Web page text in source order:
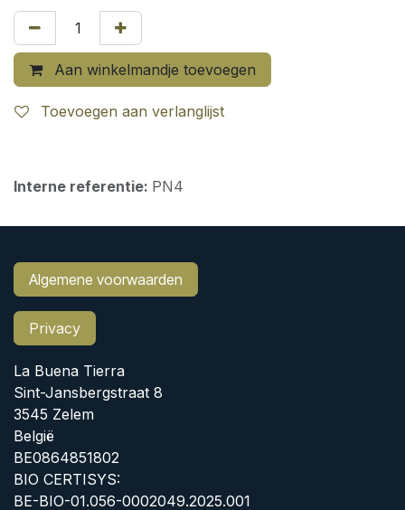
Aan winkelmandje toevoegen
Toevoegen aan verlanglijst
Interne referentie: PN4
Algemene voorwaarden
Privacy
La Buena Tierra
Sint-Jansbergstraat 8
3545 Zelem
België
BE0864851802
BIO CERTISYS:
BE-BIO-01.056-0002049.2025.001